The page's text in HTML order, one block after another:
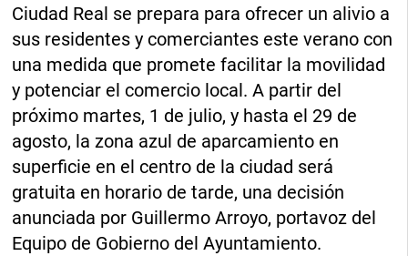
Ciudad Real se prepara para ofrecer un alivio a
sus residentes y comerciantes este verano con
una medida que promete facilitar la movilidad
y potenciar el comercio local. A partir del
próximo martes, 1 de julio, y hasta el 29 de
agosto, la zona azul de aparcamiento en
superficie en el centro de la ciudad será
gratuita en horario de tarde, una decisión
anunciada por Guillermo Arroyo, portavoz del
Equipo de Gobierno del Ayuntamiento.